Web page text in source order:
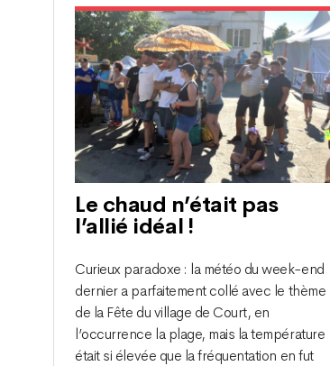
Le chaud n’était pas
l’allié idéal !
Curieux paradoxe : la météo du week-end
dernier a parfaitement collé avec le thème
de la Fête du village de Court, en
l’occurrence la plage, mais la température
était si élevée que la fréquentation en fut